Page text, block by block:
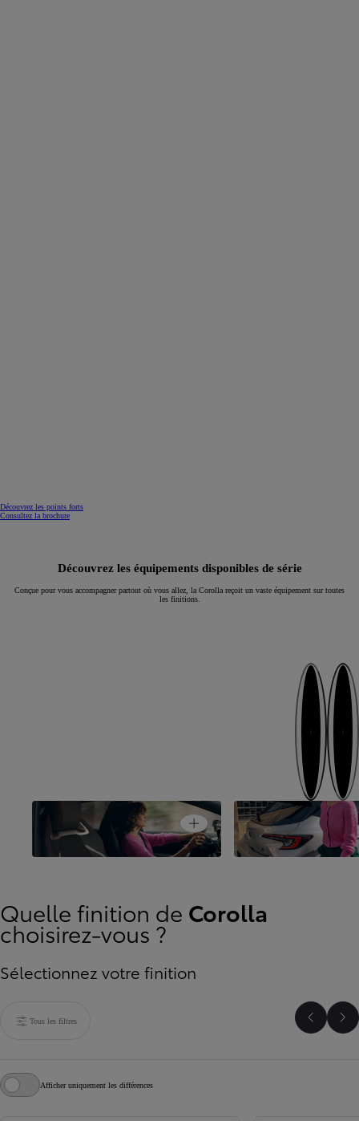
Découvrez les points forts
Consultez la brochure
Découvrez les équipements disponibles de série
Conçue pour vous accompagner partout où vous allez, la Corolla reçoit un vaste équipement sur toutes
les finitions.
Étape
La conduite en toute simplicité
Open card
Priorité à la sécurité
Quelle finition de Corolla
choisirez-vous ?
Sélectionnez votre finition
Tous les filtres Faire
Afficher uniquement les différences